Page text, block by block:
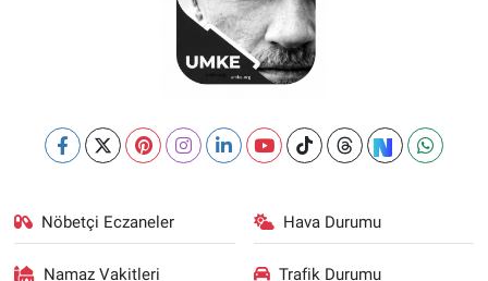
Nöbetçi Eczaneler Hava Durumu
Namaz Vakitleri Trafik Durumu